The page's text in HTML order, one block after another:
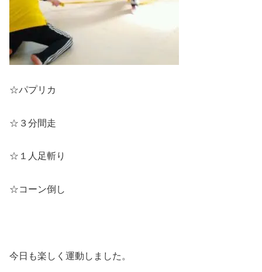
☆パプリカ
☆３分間走
☆１人足斬り
☆コーン倒し
今日も楽しく運動しました。